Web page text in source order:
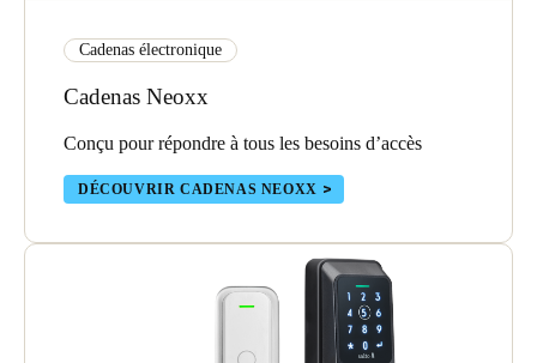
Cadenas électronique
Cadenas Neoxx
Conçu pour répondre à tous les besoins d’accès
DÉCOUVRIR CADENAS NEOXX